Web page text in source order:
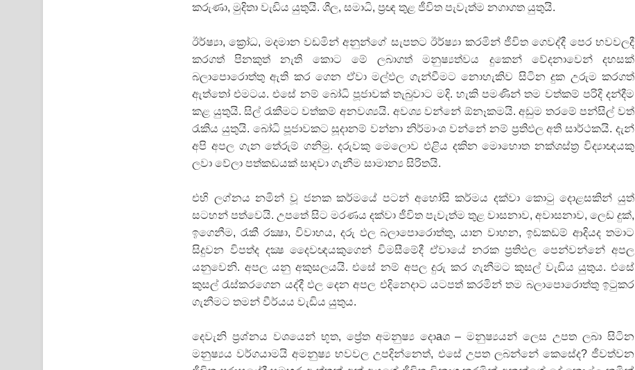
කරුණා, මුදිතා වැඩිය යුතුයි. ශීල, සමාධි, ප්‍රඥ තුළ ජීවිත පැවැත්ම නගාගත යුතුයි.
ඊර්ෂ්‍යා, ක්‍රෝධ, මදමාන වඩමින් අනුන්ගේ සැපතට ඊර්ෂ්‍යා කරමින් ජීවිත ගෙවද්දී පෙර භවවලදී
කරගත් පිනකුත් නැති කොට මේ ලබාගත් මනුෂ්‍යත්වය දුකෙන් වේදනාවෙන් දහසක්‌
බලාපොරොත්තු ඇති කර ගෙන ඒවා මල්ඵල ගැන්වීමට නොහැකිව සිටින දුක උරුම කරගත්
ඇත්තෝ එමටය. එසේ නම් බෝධි පූජාවක්‌ තැබුවාට මදි. හැකි පමණින් තම වත්කම් පරිදි දන්දීම
කළ යුතුයි. සිල් රැකීමට වත්කම් අනවශ්‍යයි. අවශ්‍ය වන්නේ ඕනෑකමයි. අඩුම තරමේ පන්සිල් වත්
රැකිය යුතුයි. බෝධි පූජාවකට සූදානම් වන්නා නිර්මාංශ වන්නේ නම් ප්‍රතිඵල අති සාර්ථකයි. දැන්
අපි අපල ගැන තේරුම් ගනිමු. දරුවකු මෙලොව එළිය දකින මොහොත නක්‌ශස්‌ත්‍ර විද්‍යාඥයකු
ලවා වේලා පත්කඩයක්‌ සාදවා ගැනීම සාමාන්‍ය සිරිතයි.
එහි ලග්නය නමින් වූ ජනක කර්මයේ පටන් අහෝසි කර්මය දක්‌වා කොටු දොළසකින් යුත්
සටහන් පත්වෙයි. උපතේ සිට මරණය දක්‌වා ජීවිත පැවැත්ම තුළ වාසනාව, අවාසනාව, ලෙඩ දුක්‌,
ඉගෙනීම, රැකී රක්‍ෂා, විවාහය, දරු ඵල බලාපොරොත්තු, යාන වාහන, ඉඩකඩම් ආදියද තමාට
සිදුවන විපත්ද දක්‍ෂ දෛවඥයකුගෙන් විමසීමේදී ඒවායේ නරක ප්‍රතිඵල පෙන්වන්නේ අපල
යනුවෙනි. අපල යනු අකුසලයයි. එසේ නම් අපල දුරු කර ගැනීමට කුසල් වැඩිය යුතුය. එසේ
කුසල් රැස්‌කරගෙන යද්දී ඵල දෙන අපල එදිනෙදාට යටපත් කරමින් තම බලාපොරොත්තු ඉටුකර
ගැනීමට තමන් වීර්යය වැඩිය යුතුය.
දෙවැනි ප්‍රශ්නය වශයෙන් භූත, ප්‍රේත අමනුෂ්‍ය දොaශ – මනුෂ්‍යයන් ලෙස උපත ලබා සිටින
මනුෂ්‍යය වර්ගයාමයි අමනුෂ්‍ය භවවල උපදින්නෙත්, එසේ උපත ලබන්නේ කෙසේද? ජීවත්වන